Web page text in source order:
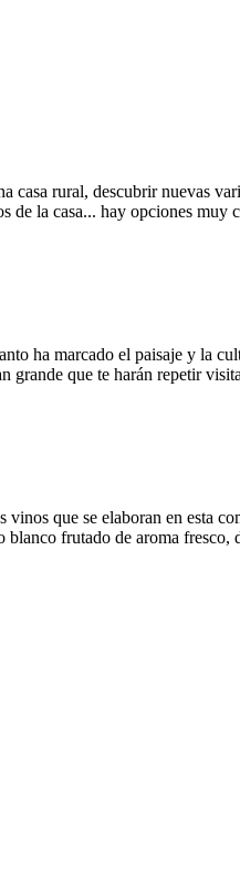
casa rural, descubrir nuevas
de la casa... hay opciones
ha marcado el paisaje y la
grande que te harán repetir
vinos que se elaboran en esta
frutado de aroma fresco,